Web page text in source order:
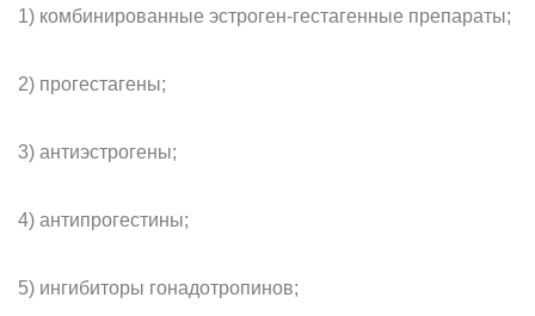
1) комбинированные эстроген-гестагенные препараты;
2) прогестагены;
3) антиэстрогены;
4) антипрогестины;
5) ингибиторы гонадотропинов;